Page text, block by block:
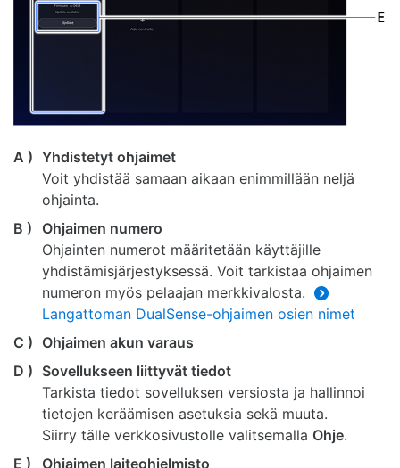
A ) Yhdistetyt ohjaimet
Voit yhdistää samaan aikaan enimmillään neljä
ohjainta.
B )
Ohjaimen numero
Ohjainten numerot määritetään käyttäjille
yhdistämisjärjestyksessä. Voit tarkistaa ohjaimen
numeron myös pelaajan merkkivalosta.
Langattoman DualSense-ohjaimen osien nimet
C ) Ohjaimen akun varaus
D ) Sovellukseen liittyvät tiedot
Tarkista tiedot sovelluksen versiosta ja hallinnoi
tietojen keräämisen asetuksia sekä muuta.
Siirry tälle verkkosivustolle valitsemalla Ohje.
E )
Ohjaimen laiteohjelmisto